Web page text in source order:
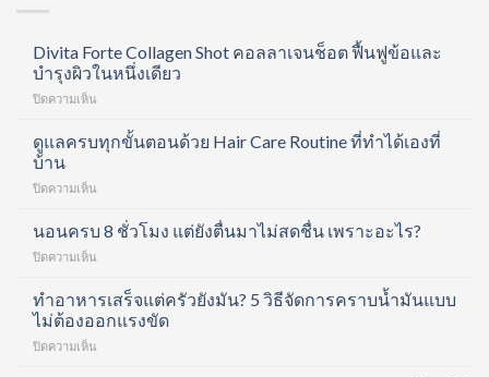
Divita Forte Collagen Shot คอลลาเจนช็อต ฟื้นฟูข้อและ
บำรุงผิวในหนึ่งเดียว
ปิดความเห็น
Collagen
คอ
ลา
ช็อต
ข้อ
และ
ดูแลครบทุกขั้นตอนด้วย Hair Care Routine ที่ทำได้เองที่
บ้าน
ปิดความเห็น
ครบ
ขั้น
ด้วย
Hair
Routine
นอนครบ 8 ชั่วโมง แต่ยังตื่นมาไม่สดชื่น เพราะอะไร?
ปิดความเห็น
ชั่วโมง
แต่
ทำอาหารเสร็จแต่ครัวยังมัน? 5 วิธีจัดการคราบน้ำมันแบบ
ไม่ต้องออกแรงขัด
ปิดความเห็น